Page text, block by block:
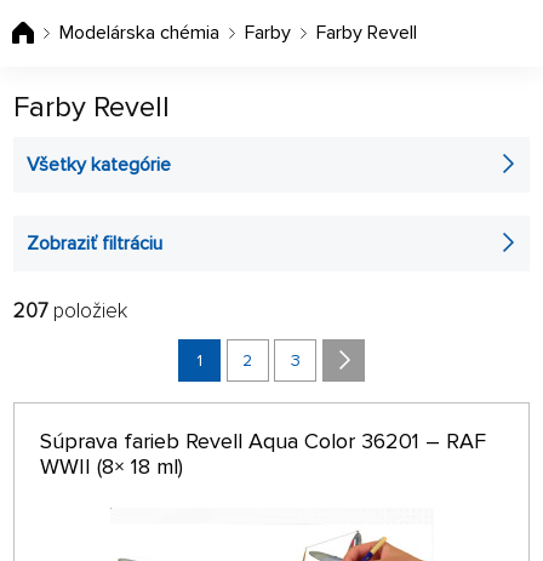
Modelárska chémia Farby Farby Revell
Farby Revell
Všetky kategórie
Farby Revell akrylové (18 ml)
Farby Revell emailové (14 ml)
Farby Revell Military Aircraft a Model Color
Zobraziť filtráciu
FILTROVAŤ:
POBOČKA
len na sklade
NAJNOVŠIE
32 NA STRÁNKE
207 položiek
1 2 3
Súprava farieb Revell Aqua Color 36201 – RAF
WWII (8× 18 ml)